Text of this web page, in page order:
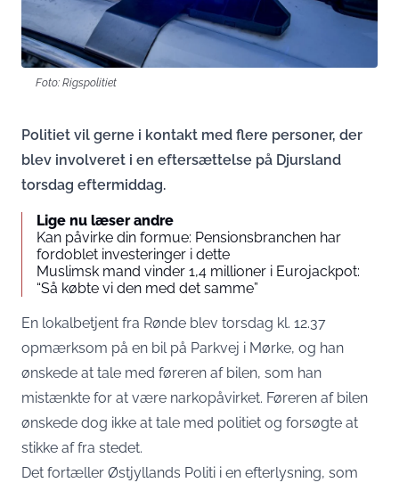
Foto: Rigspolitiet
Politiet vil gerne i kontakt med flere personer, der
blev involveret i en eftersættelse på Djursland
torsdag eftermiddag.
Lige nu læser andre
Kan påvirke din formue: Pensionsbranchen har
fordoblet investeringer i dette
Muslimsk mand vinder 1,4 millioner i Eurojackpot:
“Så købte vi den med det samme”
En lokalbetjent fra Rønde blev torsdag kl. 12.37
opmærksom på en bil på Parkvej i Mørke, og han
ønskede at tale med føreren af bilen, som han
mistænkte for at være narkopåvirket. Føreren af bilen
ønskede dog ikke at tale med politiet og forsøgte at
stikke af fra stedet.
Det fortæller Østjyllands Politi i en efterlysning, som